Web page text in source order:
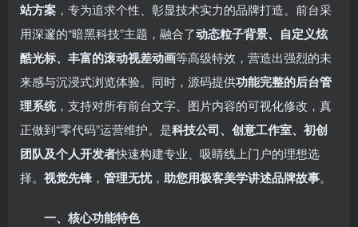
站方案 ，专为追求个性、彰显技术实力的品牌打造。前台采
用深邃的“暗黑科技”主题，融合了动态粒子背景、自定义炫
酷光标、丰富的滚动视差动画等高级特效，营造出强烈的未
来感与沉浸式浏览体验。同时，源码提供功能完整的后台管
理系统，支持对所有前台文字、图片内容的可视化修改，真
正做到“零代码”运营维护。是科技公司、创意工作室、初创
团队及个人开发者快速构建专业、吸睛线上门户的理想选
择。 视觉先锋 ， 管理无忧， 助您用极客美学讲述品牌故事。
一、核心功能特色